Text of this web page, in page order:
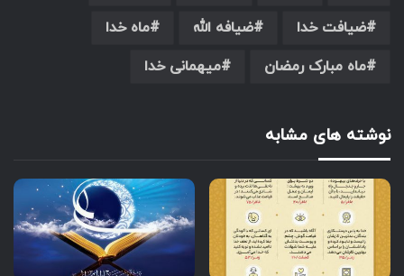
ضیافت خدا
ضیافه الله
ماه خدا
ماه مبارک رمضان
میهمانی خدا
نوشته های مشابه